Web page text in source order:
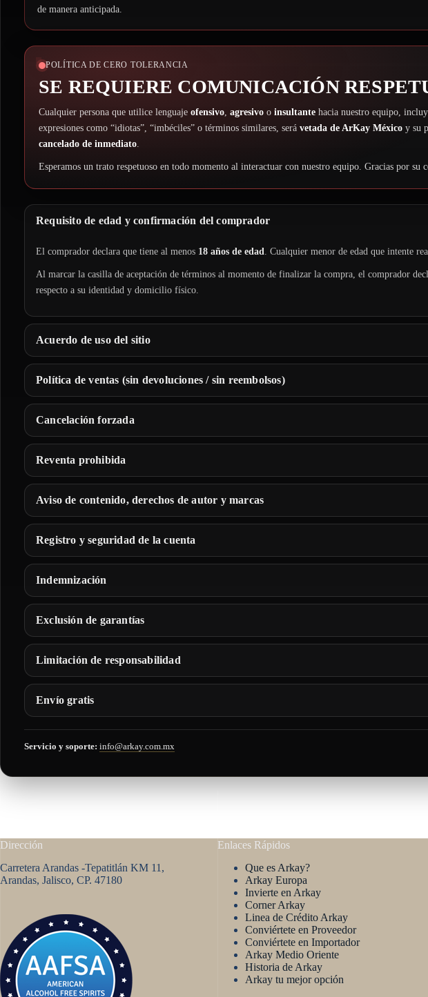
de manera anticipada.
POLÍTICA DE CERO TOLERANCIA
SE REQUIERE COMUNICACIÓN
Cualquier persona que utilice lenguaje ofensivo, agresivo o insultante hacia nuestro equipo,
expresiones como “idiotas”, “imbéciles” o términos similares, será vetada de ArKay México y su
cancelado de inmediato.
Esperamos un trato respetuoso en todo momento al interactuar con nuestro equipo. Gracias por su
Requisito de edad y confirmación del comprador
El comprador declara que tiene al menos 18 años de edad. Cualquier menor de edad que intente
Al marcar la casilla de aceptación de términos al momento de finalizar la compra, el comprador
respecto a su identidad y domicilio físico.
Acuerdo de uso del sitio
Política de ventas (sin devoluciones / sin reembolsos)
Cancelación forzada
Reventa prohibida
Aviso de contenido, derechos de autor y marcas
Registro y seguridad de la cuenta
Indemnización
Exclusión de garantías
Limitación de responsabilidad
Envío gratis
Servicio y soporte: info@arkay.com.mx
Dirección
Carretera Arandas -Tepatitlán KM 11,
Arandas, Jalisco, CP. 47180
Enlaces Rápidos
Que es Arkay?
Arkay Europa
Invierte en Arkay
Corner Arkay
Linea de Crédito Arkay
Conviértete en Proveedor
Conviértete en Importador
Arkay Medio Oriente
Historia de Arkay
Arkay tu mejor opción